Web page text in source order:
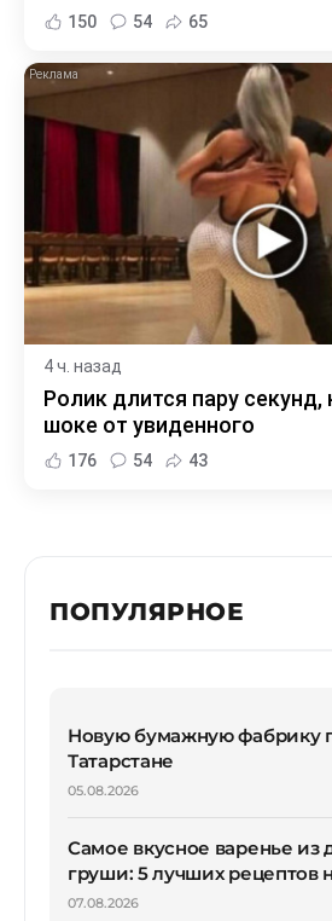
150 54 65
4 ч. назад
Ролик длится пару секунд,
шоке от увиденного
176 54 43
ПОПУЛЯРНОЕ
Новую бумажную фабрику
Татарстане
05.08.2026
Самое вкусное варенье из
груши: 5 лучших рецептов
07.08.2026